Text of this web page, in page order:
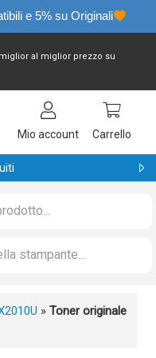
e 5% su Originali
miglior al miglior prezzo su
Mio account Carrello
» Toner originale